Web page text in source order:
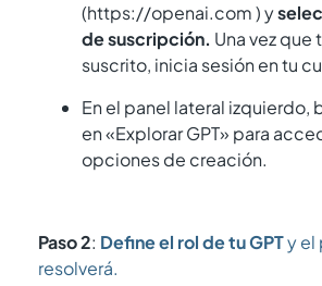
(https://openai.com ) y
de suscripción. Una vez que
suscrito, inicia sesión en tu
En el panel lateral izquierdo,
en «Explorar GPT» para
opciones de creación.
Paso 2: Define el rol de tu GPTy el
resolverá.